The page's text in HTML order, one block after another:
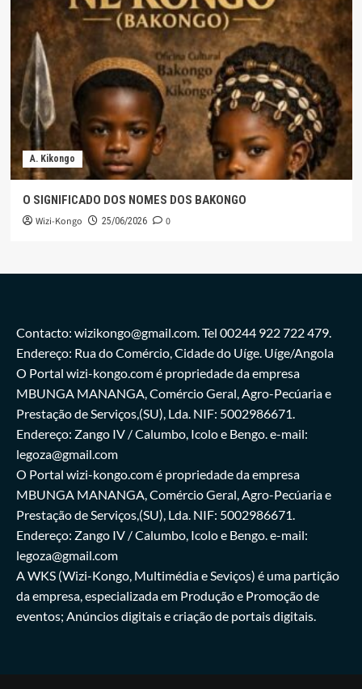
A. Kikongo
O SIGNIFICADO DOS NOMES DOS BAKONGO
Wizi-Kongo 25/06/2026 0
Contacto: wizikongo@gmail.com. Tel 00244 922 722 479.
Endereço: Rua do Comércio, Cidade do Uíge. Uíge/Angola
O Portal wizi-kongo.com é propriedade da empresa
MBUNGA MANANGA, Comércio Geral, Agro-Pecúaria e
Prestação de Serviços,(SU), Lda. NIF: 5002986671.
Endereço: Zango IV / Calumbo, Icolo e Bengo. e-mail:
legoza@gmail.com
O Portal wizi-kongo.com é propriedade da empresa
MBUNGA MANANGA, Comércio Geral, Agro-Pecúaria e
Prestação de Serviços,(SU), Lda. NIF: 5002986671.
Endereço: Zango IV / Calumbo, Icolo e Bengo. e-mail:
legoza@gmail.com
A WKS (Wizi-Kongo, Multimédia e Seviços) é uma partição
da empresa, especializada em Produção e Promoção de
eventos; Anúncios digitais e criação de portais digitais.